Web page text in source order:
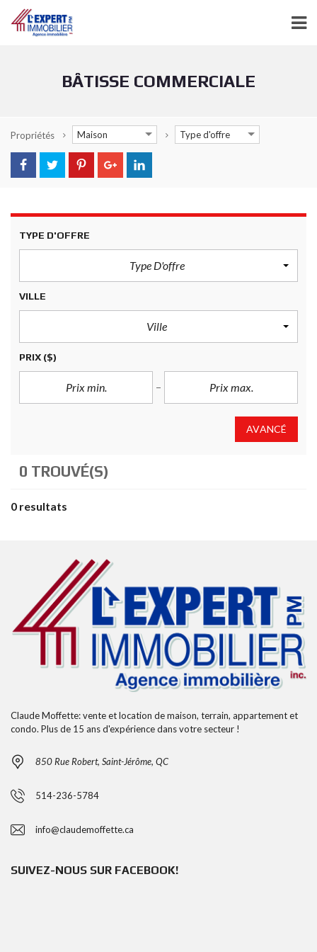
BÂTISSE COMMERCIALE
Propriétés Maison Type d'offre
TYPE D'OFFRE
Type D'offre
VILLE
Ville
PRIX ($)
AVANCÉ
0 TROUVÉ(S)
0 resultats
Claude Moffette: vente et location de maison, terrain, appartement et
condo. Plus de 15 ans d'expérience dans votre secteur !
850 Rue Robert, Saint-Jérôme, QC
514-236-5784
info@claudemoffette.ca
SUIVEZ-NOUS SUR FACEBOOK!